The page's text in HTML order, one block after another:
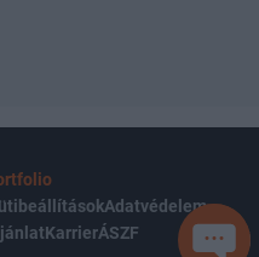
Adatvédelem
KarrierÁSZF